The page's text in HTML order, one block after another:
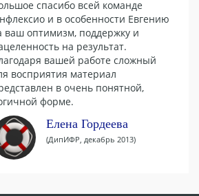
спасибо всей команде
и в особенности Евгению
ваш оптимизм, поддержку и
на результат.
вашей работе сложный
восприятия материал
в очень понятной,
форме.
Елена Гордеева
(ДипИФР, декабрь 2013)